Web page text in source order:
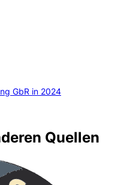
GbR in 2024
Quellen